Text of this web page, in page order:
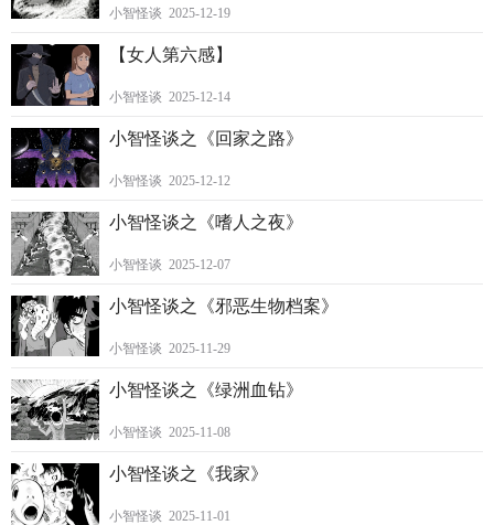
小智怪谈 2025-12-19
【女人第六感】
小智怪谈 2025-12-14
小智怪谈之《回家之路》
小智怪谈 2025-12-12
小智怪谈之《嗜人之夜》
小智怪谈 2025-12-07
小智怪谈之《邪恶生物档案》
小智怪谈 2025-11-29
小智怪谈之《绿洲血钻》
小智怪谈 2025-11-08
小智怪谈之《我家》
小智怪谈 2025-11-01